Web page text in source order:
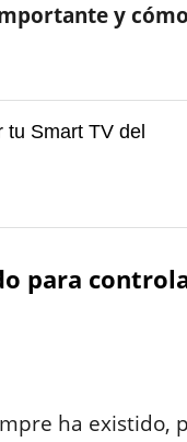
y cómo
Smart TV del
para
ha existido,